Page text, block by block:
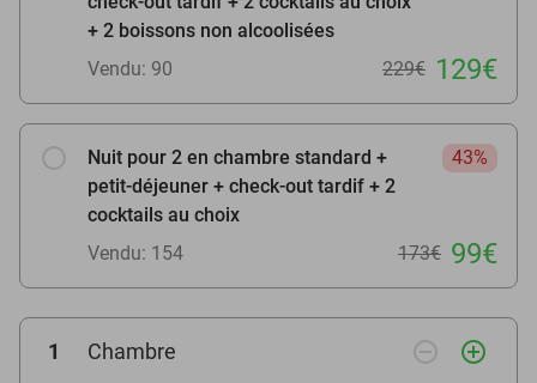
+ 2 boissons non alcoolisées
Vendu: 90 229€ 129€
Nuit pour 2 en chambre standard +
petit-déjeuner + check-out tardif + 2
cocktails au choix
43%
Vendu: 154 173€ 99€
1 Chambre remove_circle_outline add_circle_outline